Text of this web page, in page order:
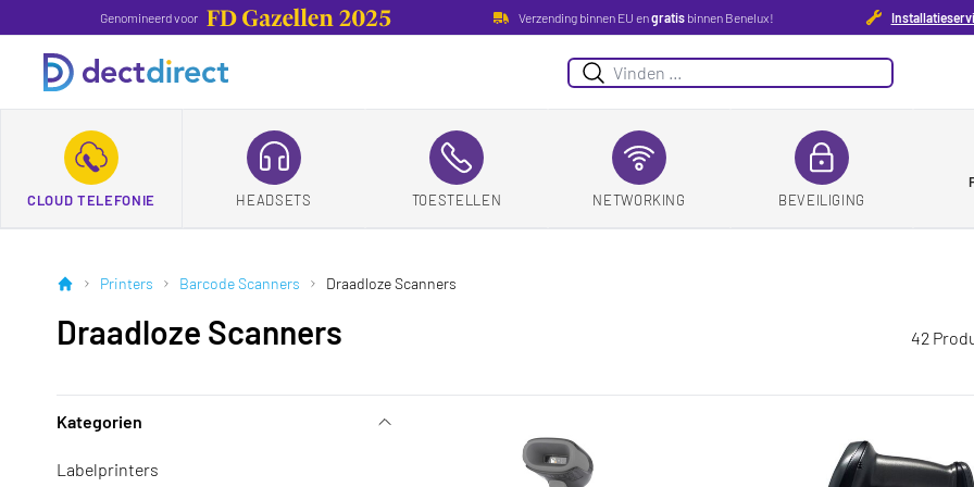
Genomineerd voor Verzending binnen EU engratisbinnen Benelux!
Suchen
CLOUD TELEFONIE HEADSETS TOESTELLEN NETWORKING BEVEILIGING
Printers Barcode Scanners Draadloze Scanners
Draadloze Scanners 42
Kategorien
Labelprinters